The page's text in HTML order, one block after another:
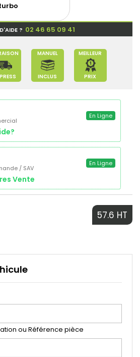
? 02 46 65 09 41
MANUEL
INCLUS
MEILLEUR
PRIX
En Ligne
/ SAV
Vente
En Ligne
57.6 HT
ou Référence pièce